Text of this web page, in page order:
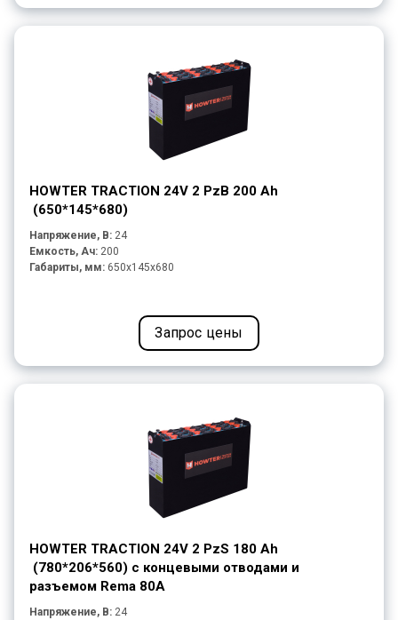
HOWTER TRACTION 24V 2 PzB 200 Ah
(650*145*680)
Напряжение, В: 24
Емкость, Ач: 200
Габариты, мм: 650x145x680
Запрос цены
HOWTER TRACTION 24V 2 PzS 180 Ah
(780*206*560) с концевыми отводами и
разъемом Rema 80A
Напряжение, В: 24